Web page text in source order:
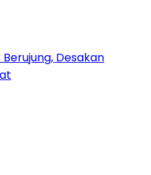
Desakan